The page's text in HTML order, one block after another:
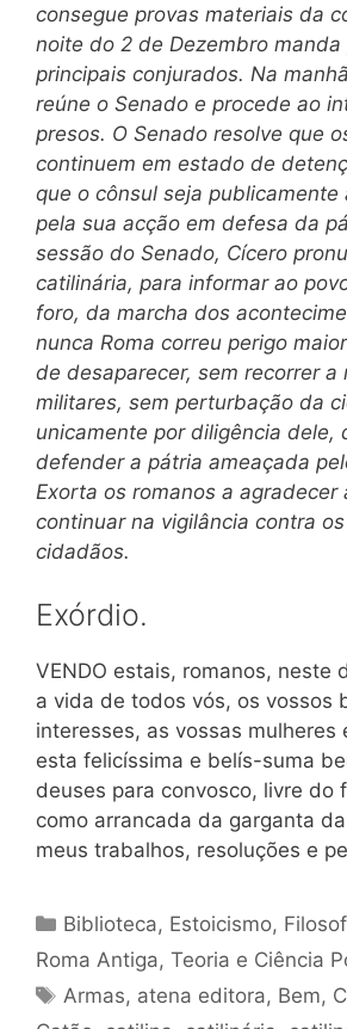
consegue provas materiais da
noite do 2 de Dezembro manda
principais conjurados. Na
reúne o Senado e procede ao
presos. O Senado resolve que
continuem em estado de
que o cônsul seja publicamente
pela sua acção em defesa da
sessão do Senado, Cícero
catilinária, para informar ao
foro, da marcha dos
nunca Roma correu perigo
de desaparecer, sem recorrer a
militares, sem perturbação da
unicamente por diligência dele,
defender a pátria ameaçada
Exorta os romanos a agradecer
continuar na vigilância contra
cidadãos.
Exórdio.
VENDO estais, romanos, neste
a vida de todos vós, os vossos
interesses, as vossas mulheres
esta felicíssima e belís-suma
deuses para convosco, livre do
como arrancada da garganta
meus trabalhos, resoluções e
Categorias
Biblioteca, Estoicismo,
Roma Antiga, Teoria e Ciência
Tags
Armas, atena editora, Bem,